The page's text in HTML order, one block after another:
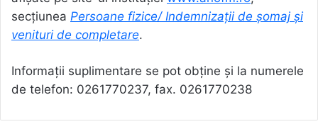
secțiunea Persoane fizice/ Indemnizații de șomaj și
venituri de completare.
Informaţii suplimentare se pot obţine şi la numerele
de telefon: 0261770237, fax. 0261770238